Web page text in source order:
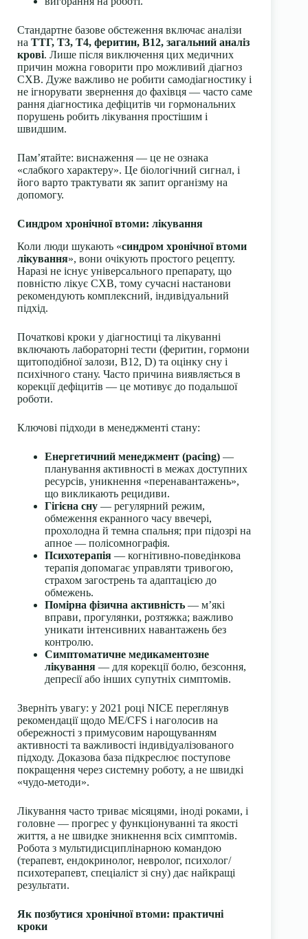
Стандартне базове обстеження включає аналізи
на ТТГ, Т3, Т4, феритин, В12, загальний аналіз
крові. Лише після виключення цих медичних
причин можна говорити про можливий діагноз
СХВ. Дуже важливо не робити самодіагностику і
не ігнорувати звернення до фахівця — часто саме
рання діагностика дефіцитів чи гормональних
порушень робить лікування простішим і
швидшим.
Пам’ятайте: виснаження — це не ознака
«слабкого характеру». Це біологічний сигнал, і
його варто трактувати як запит організму на
допомогу.
Синдром хронічної втоми: лікування
Коли люди шукають «синдром хронічної втоми
лікування», вони очікують простого рецепту.
Наразі не існує універсального препарату, що
повністю лікує СХВ, тому сучасні настанови
рекомендують комплексний, індивідуальний
підхід.
Початкові кроки у діагностиці та лікуванні
включають лабораторні тести (феритин, гормони
щитоподібної залози, B12, D) та оцінку сну і
психічного стану. Часто причина виявляється в
корекції дефіцитів — це мотивує до подальшої
роботи.
Ключові підходи в менеджменті стану:
Енергетичний менеджмент (pacing) —
планування активності в межах доступних
ресурсів, уникнення «перенавантажень»,
що викликають рецидиви.
Гігієна сну — регулярний режим,
обмеження екранного часу ввечері,
прохолодна й темна спальня; при підозрі на
апное — полісомнографія.
Психотерапія — когнітивно-поведінкова
терапія допомагає управляти тривогою,
страхом загострень та адаптацією до
обмежень.
Помірна фізична активність — м’які
вправи, прогулянки, розтяжка; важливо
уникати інтенсивних навантажень без
контролю.
Симптоматичне медикаментозне
лікування — для корекції болю, безсоння,
депресії або інших супутніх симптомів.
Зверніть увагу: у 2021 році NICE переглянув
рекомендації щодо ME/CFS і наголосив на
обережності з примусовим нарощуванням
активності та важливості індивідуалізованого
підходу. Доказова база підкреслює поступове
покращення через системну роботу, а не швидкі
«чудо-методи».
Лікування часто триває місяцями, іноді роками, і
головне — прогрес у функціонуванні та якості
життя, а не швидке зникнення всіх симптомів.
Робота з мультидисциплінарною командою
(терапевт, ендокринолог, невролог, психолог/
психотерапевт, спеціаліст зі сну) дає найкращі
результати.
Як позбутися хронічної втоми: практичні
кроки